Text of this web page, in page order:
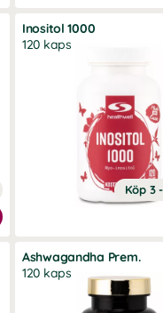
Inositol 1000
120 kaps
Köp 3
Ashwagandha Prem.
120 kaps